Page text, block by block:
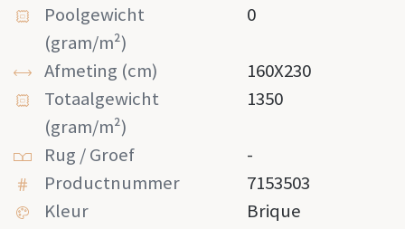
Poolgewicht
(gram/m²)
0
Afmeting (cm)
160X230
Totaalgewicht
(gram/m²)
1350
Rug / Groef
-
Productnummer
7153503
Kleur
Brique